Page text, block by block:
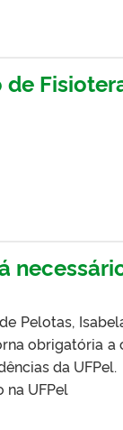
Pelotas,
obrigatória
da
na UFPel